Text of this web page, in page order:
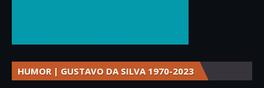
HUMOR | GUSTAVO DA SILVA 1970-2023